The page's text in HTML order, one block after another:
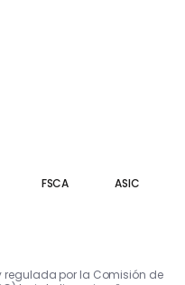
FSCA ASIC
regulada por la Comisión de